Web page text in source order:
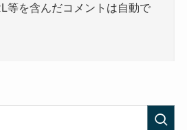
等を含んだコメントは自動で